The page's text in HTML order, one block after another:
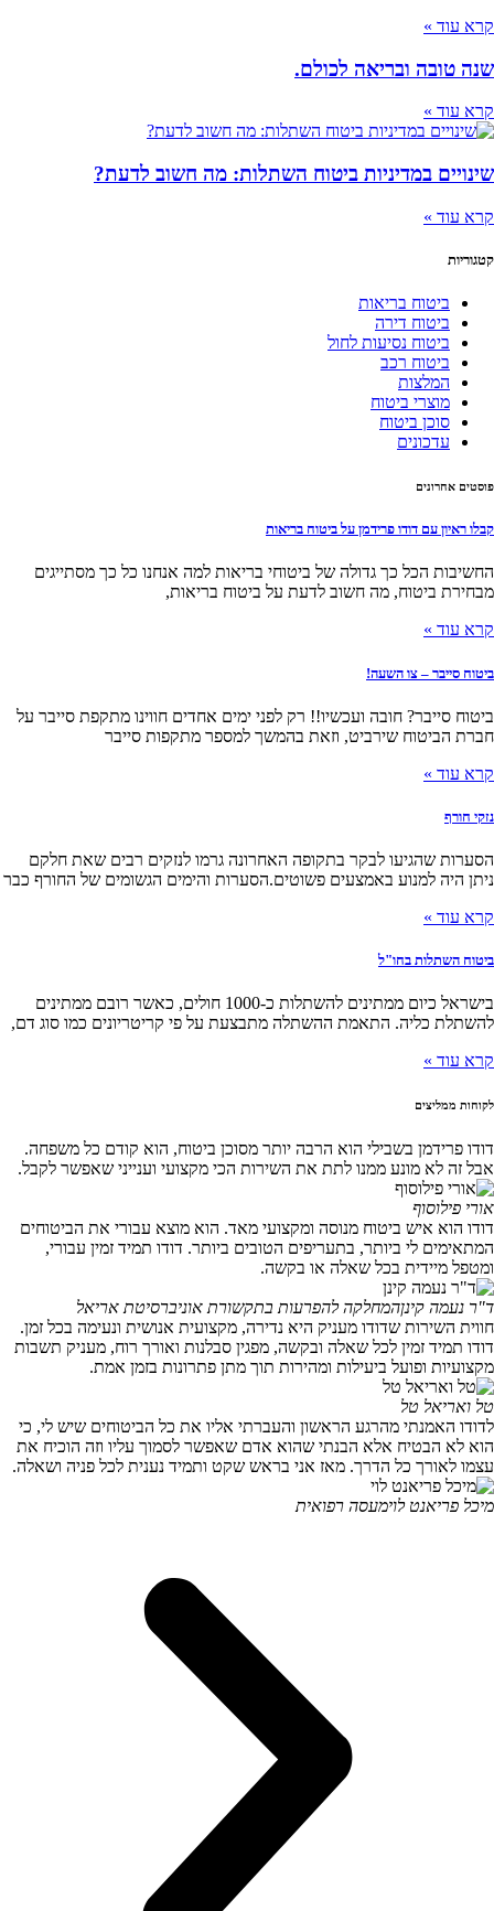
קרא עוד »
שנה טובה ובריאה לכולם.
קרא עוד »
שינויים במדיניות ביטוח השתלות: מה חשוב לדעת?
קרא עוד »
קטגוריות
ביטוח בריאות
ביטוח דירה
ביטוח נסיעות לחול
ביטוח רכב
המלצות
מוצרי ביטוח
סוכן ביטוח
עדכונים
פוסטים אחרונים
קבלו ראיון עם דודו פרידמן על ביטוח בריאות
החשיבות הכל כך גדולה של ביטוחי בריאות למה אנחנו כל כך מסתייגים
מבחירת ביטוח, מה חשוב לדעת על ביטוח בריאות,
קרא עוד »
ביטוח סייבר – צו השעה!
ביטוח סייבר? חובה ועכשיו!! רק לפני ימים אחדים חווינו מתקפת סייבר על
חברת הביטוח שירביט, וזאת בהמשך למספר מתקפות סייבר
קרא עוד »
נזקי חורף
הסערות שהגיעו לבקר בתקופה האחרונה גרמו לנזקים רבים שאת חלקם
ניתן היה למנוע באמצעים פשוטים.הסערות והימים הגשומים של החורף כבר
קרא עוד »
ביטוח השתלות בחו"ל
בישראל כיום ממתינים להשתלות כ-1000 חולים, כאשר רובם ממתינים
להשתלת כליה. התאמת ההשתלה מתבצעת על פי קריטריונים כמו סוג דם,
קרא עוד »
לקוחות ממליצים
דודו פרידמן בשבילי הוא הרבה יותר מסוכן ביטוח, הוא קודם כל משפחה.
אבל זה לא מונע ממנו לתת את השירות הכי מקצועי וענייני שאפשר לקבל.
אורי פילוסוף
דודו הוא איש ביטוח מנוסה ומקצועי מאד. הוא מוצא עבורי את הביטוחים
המתאימים לי ביותר, בתעריפים הטובים ביותר. דודו תמיד זמין עבורי,
ומטפל מיידית בכל שאלה או בקשה.
ד"ר נעמה קינןהמחלקה להפרעות בתקשורת אוניברסיטת אריאל
חווית השירות שדודו מעניק היא נדירה, מקצועית אנושית ונעימה בכל זמן.
דודו תמיד זמין לכל שאלה ובקשה, מפגין סבלנות ואורך רוח, מעניק תשבות
מקצועיות ופועל ביעילות ומהירות תוך מתן פתרונות בזמן אמת.
טל ואריאל טל
לדודו האמנתי מהרגע הראשון והעברתי אליו את כל הביטוחים שיש לי, כי
הוא לא הבטיח אלא הבנתי שהוא אדם שאפשר לסמוך עליו וזה הוכיח את
עצמו לאורך כל הדרך. מאז אני בראש שקט ותמיד נענית לכל פניה ושאלה.
מיכל פריאנט לוימעסה רפואית